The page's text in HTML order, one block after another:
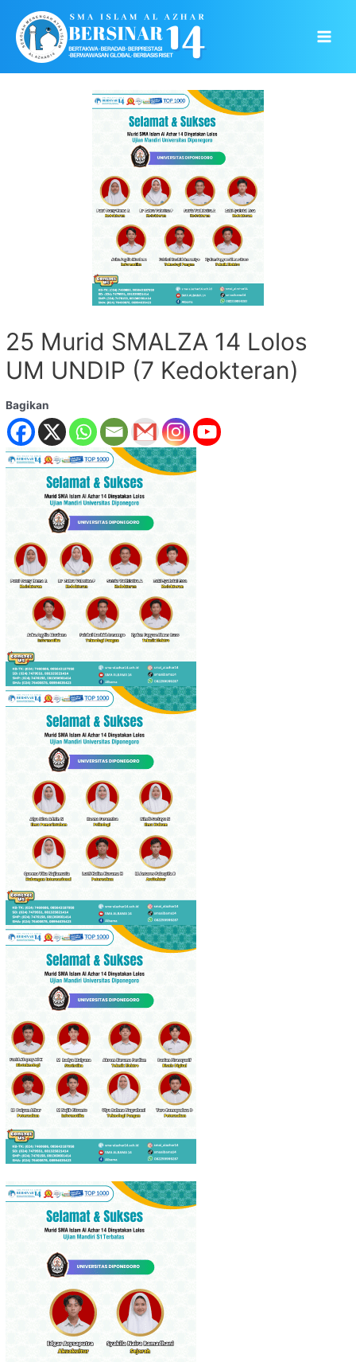
content
25 Murid SMALZA 14 Lolos
UM UNDIP (7 Kedokteran)
Bagikan